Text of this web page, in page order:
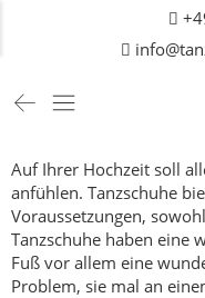
Auf Ihrer Hochzeit soll
anfühlen. Tanzschuhe
Voraussetzungen,
Tanzschuhe haben eine
Fuß vor allem eine
Problem, sie mal an